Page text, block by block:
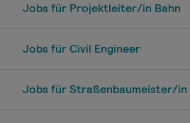
Jobs für Projektleiter/in Bahn
Jobs für Civil Engineer
Jobs für Straßenbaumeister/in